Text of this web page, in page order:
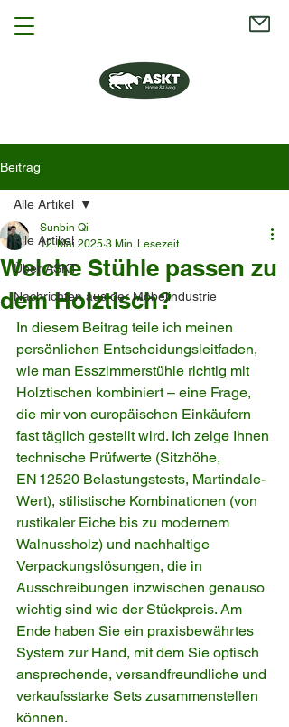
Beitrag
Alle Artikel
Über ASKT
Nachrichten aus der Möbelindustrie
Alle Artikel
Welche Stühle passen zu
dem Holztisch?
Sunbin Qi
12. Mai 2025 3 Min. Lesezeit
In diesem Beitrag teile ich meinen
persönlichen Entscheidungsleitfaden,
wie man Esszimmerstühle richtig mit
Holztischen kombiniert – eine Frage,
die mir von europäischen Einkäufern
fast täglich gestellt wird. Ich zeige Ihnen
technische Prüfwerte (Sitzhöhe,
EN 12520 Belastungstests, Martindale-
Wert), stilistische Kombinationen (von
rustikaler Eiche bis zu modernem
Walnussholz) und nachhaltige
Verpackungslösungen, die in
Ausschreibungen inzwischen genauso
wichtig sind wie der Stückpreis. Am
Ende haben Sie ein praxisbewährtes
System zur Hand, mit dem Sie optisch
ansprechende, versandfreundliche und
verkaufsstarke Sets zusammenstellen
können.